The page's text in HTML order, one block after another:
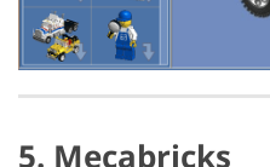
5. Mecabricks